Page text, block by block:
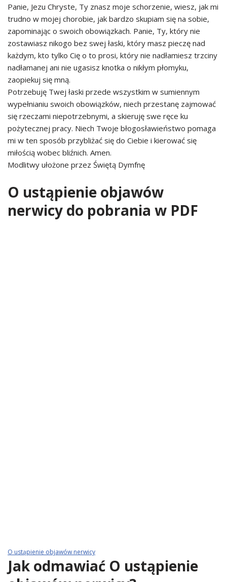
Panie, Jezu Chryste, Ty znasz moje schorzenie, wiesz, jak mi
trudno w mojej chorobie, jak bardzo skupiam się na sobie,
zapominając o swoich obowiązkach. Panie, Ty, który nie
zostawiasz nikogo bez swej łaski, który masz pieczę nad
każdym, kto tylko Cię o to prosi, który nie nadłamiesz trzciny
nadłamanej ani nie ugasisz knotka o nikłym płomyku,
zaopiekuj się mną.
Potrzebuję Twej łaski przede wszystkim w sumiennym
wypełnianiu swoich obowiązków, niech przestanę zajmować
się rzeczami niepotrzebnymi, a skieruję swe ręce ku
pożytecznej pracy. Niech Twoje błogosławieństwo pomaga
mi w ten sposób przybliżać się do Ciebie i kierować się
miłością wobec bliźnich. Amen.
Modlitwy ułożone przez Świętą Dymfnę
O ustąpienie objawów
nerwicy do pobrania w PDF
O ustąpienie objawów nerwicy
Jak odmawiać O ustąpienie